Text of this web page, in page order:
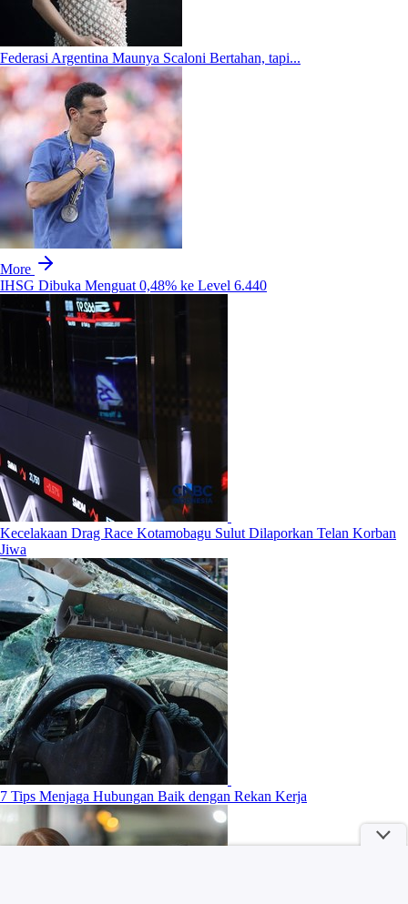
Federasi Argentina Maunya Scaloni Bertahan, tapi...
More
IHSG Dibuka Menguat 0,48% ke Level 6.440
Kecelakaan Drag Race Kotamobagu Sulut Dilaporkan Telan Korban
Jiwa
7 Tips Menjaga Hubungan Baik dengan Rekan Kerja